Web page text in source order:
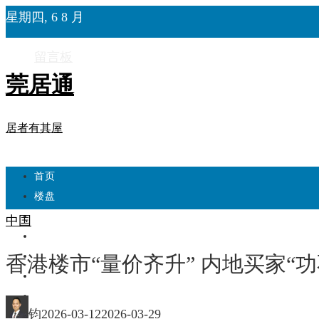
星期四, 6 8 月
莞居通
居者有其屋
首页
楼盘
自建房
东莞
房产政策
中国
香港楼市“量价齐升” 内地买家“
钧2026-03-122026-03-29